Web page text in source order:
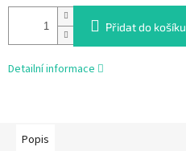
Přidat do košíku
Detailní informace
Popis